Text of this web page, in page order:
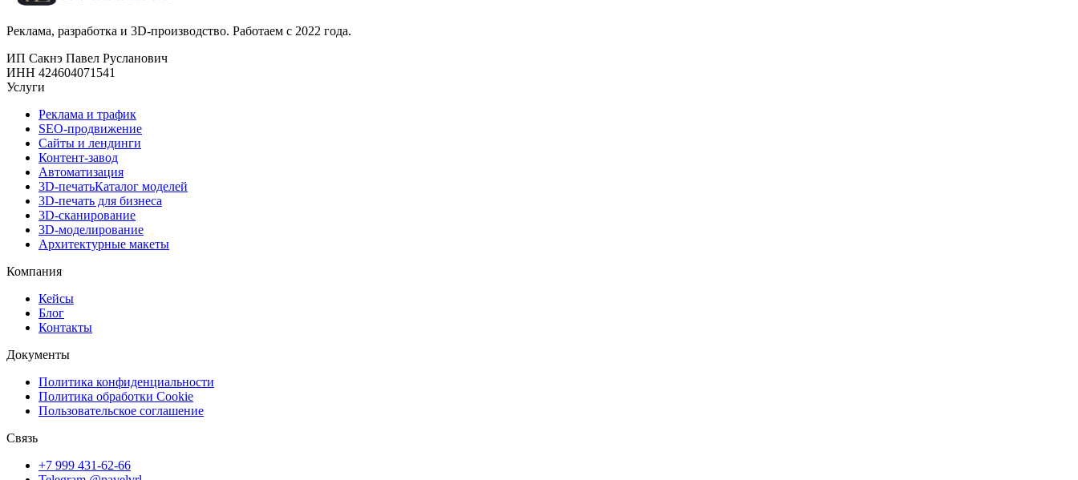
Реклама, разработка и 3D-производство. Работаем с 2022 года.
ИП Сакнэ Павел Русланович
ИНН 424604071541
Услуги
Реклама и трафик
SEO-продвижение
Сайты и лендинги
Контент-завод
Автоматизация
3D-печатьКаталог моделей
3D-печать для бизнеса
3D-сканирование
3D-моделирование
Архитектурные макеты
Компания
Кейсы
Блог
Контакты
Документы
Политика конфиденциальности
Политика обработки Cookie
Пользовательское соглашение
Связь
+7 999 431-62-66